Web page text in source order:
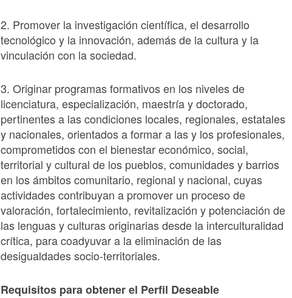
2. Promover la investigación científica, el desarrollo
tecnológico y la innovación, además de la cultura y la
vinculación con la sociedad.
3. Originar programas formativos en los niveles de
licenciatura, especialización, maestría y doctorado,
pertinentes a las condiciones locales, regionales, estatales
y nacionales, orientados a formar a las y los profesionales,
comprometidos con el bienestar económico, social,
territorial y cultural de los pueblos, comunidades y barrios
en los ámbitos comunitario, regional y nacional, cuyas
actividades contribuyan a promover un proceso de
valoración, fortalecimiento, revitalización y potenciación de
las lenguas y culturas originarias desde la interculturalidad
crítica, para coadyuvar a la eliminación de las
desigualdades socio-territoriales.
Requisitos para obtener el Perfil Deseable